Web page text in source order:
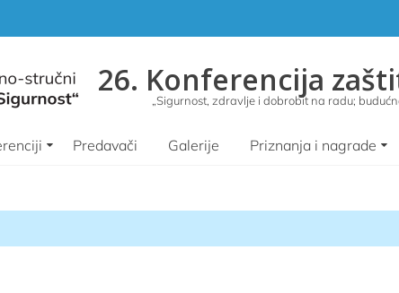
26. Konferencija
„Sigurnost, zdravlje i dobrobit na radu;
Predavači Galerije Priznanja i nagrade